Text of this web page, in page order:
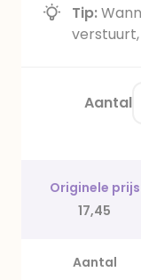
Tip:
Aantal
Originele prijs
17,45
Aantal